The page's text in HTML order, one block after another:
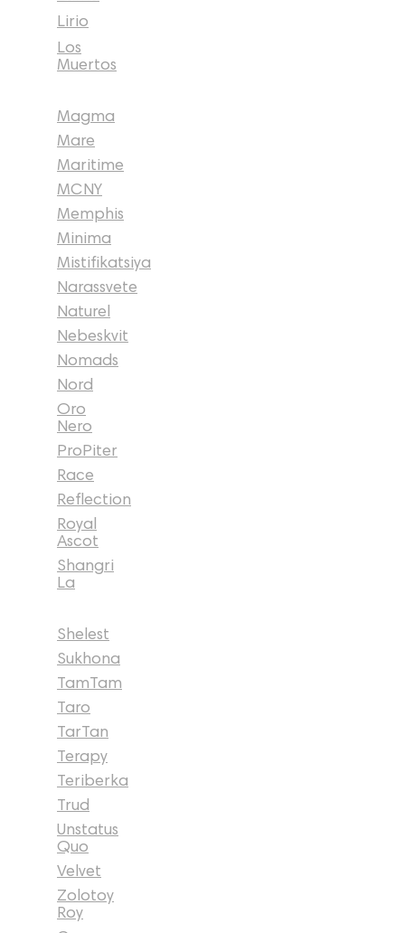
Lirio
Los
Muertos
Magma
Mare
Maritime
MCNY
Memphis
Minima
Mistifikatsiya
Narassvete
Naturel
Nebeskvit
Nomads
Nord
Oro
Nero
ProPiter
Race
Reflection
Royal
Ascot
Shangri
La
Shelest
Sukhona
TamTam
Taro
TarTan
Terapy
Teriberka
Trud
Unstatus
Quo
Velvet
Zolotoy
Roy